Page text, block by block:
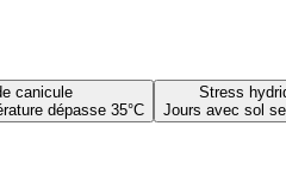
canicule
dépasse 35°C
Stress
Jours avec sol